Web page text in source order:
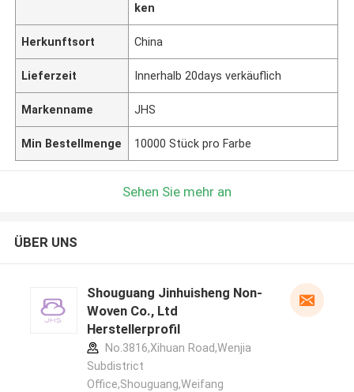
ken
Herkunftsort China
Lieferzeit Innerhalb 20days verkäuflich
Markenname JHS
Min Bestellmenge 10000 Stück pro Farbe
Sehen Sie mehr an
ÜBER UNS
Shouguang Jinhuisheng Non-
Woven Co., Ltd
Herstellerprofil
No.3816,Xihuan Road,Wenjia
Subdistrict
Office,Shouguang,Weifang